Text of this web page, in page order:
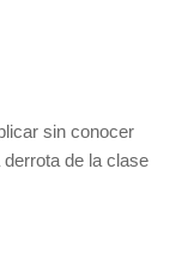
sin conocer
de la clase